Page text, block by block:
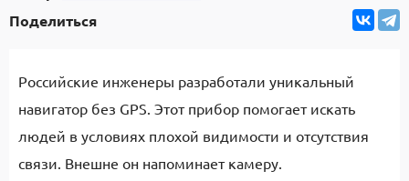
Поделиться
Российские инженеры разработали уникальный
навигатор без GPS. Этот прибор помогает искать
людей в условиях плохой видимости и отсутствия
связи. Внешне он напоминает камеру.